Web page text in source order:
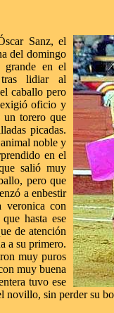
Sanz, el
del domingo
grande en el
lidiar al
caballo pero
exigió oficio y
un torero que
picadas.
noble y
en el
salió muy
pero que
a enbestir
veronica con
hasta ese
de atención
a su primero.
muy puros
muy buena
tuvo ese
sin perder su